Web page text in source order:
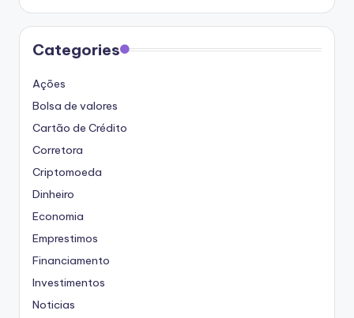
Categories
Ações
Bolsa de valores
Cartão de Crédito
Corretora
Criptomoeda
Dinheiro
Economia
Emprestimos
Financiamento
Investimentos
Noticias